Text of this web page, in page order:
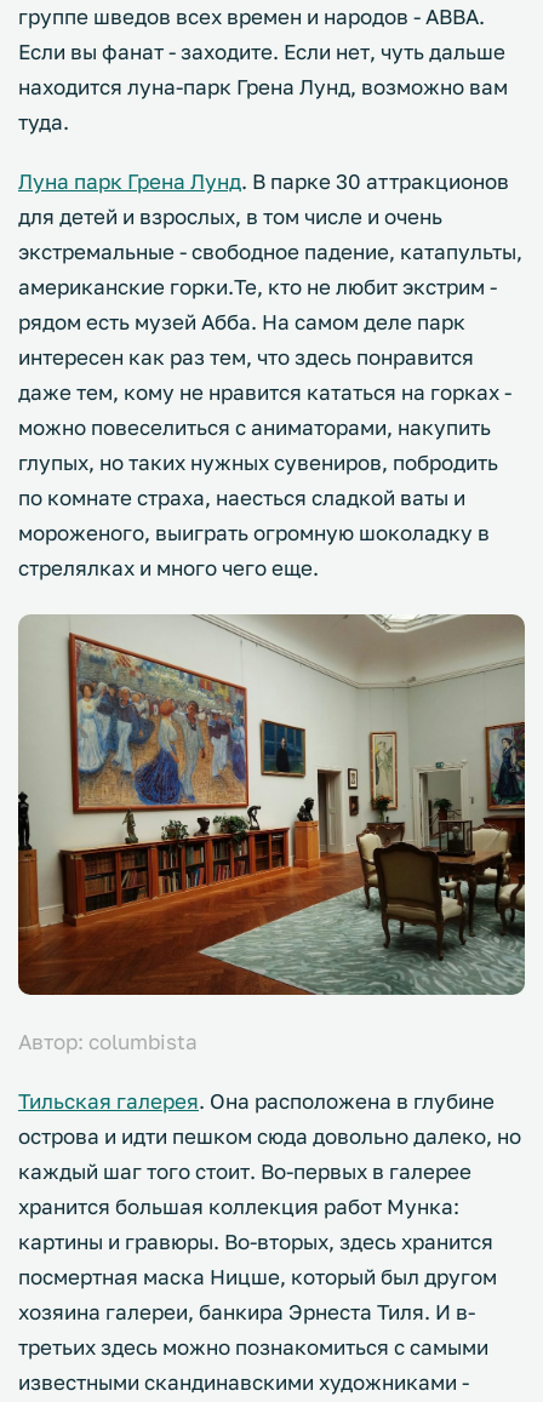
группе шведов всех времен и народов - ABBA.
Если вы фанат - заходите. Если нет, чуть дальше
находится луна-парк Грена Лунд, возможно вам
туда.
Луна парк Грена Лунд. В парке 30 аттракционов
для детей и взрослых, в том числе и очень
экстремальные - свободное падение, катапульты,
американские горки.Те, кто не любит экстрим -
рядом есть музей Абба. На самом деле парк
интересен как раз тем, что здесь понравится
даже тем, кому не нравится кататься на горках -
можно повеселиться с аниматорами, накупить
глупых, но таких нужных сувениров, побродить
по комнате страха, наесться сладкой ваты и
мороженого, выиграть огромную шоколадку в
стрелялках и много чего еще.
Автор: columbista
Тильская галерея. Она расположена в глубине
острова и идти пешком сюда довольно далеко, но
каждый шаг того стоит. Во-первых в галерее
хранится большая коллекция работ Мунка:
картины и гравюры. Во-вторых, здесь хранится
посмертная маска Ницше, который был другом
хозяина галереи, банкира Эрнеста Тиля. И в-
третьих здесь можно познакомиться с самыми
известными скандинавскими художниками -